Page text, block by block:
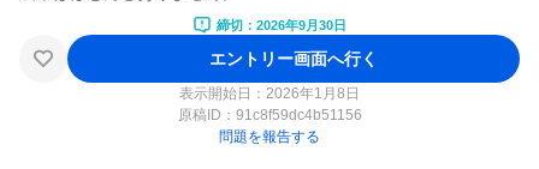
締切：2026年9月30日
エントリー画面へ行く
表示開始日：2026年1月8日
原稿ID： 91c8f59dc4b51156
問題を報告する